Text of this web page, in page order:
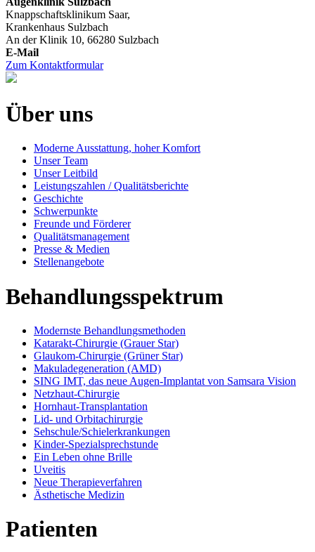
Knappschaftsklinikum Saar,
Krankenhaus Sulzbach
An der Klinik 10, 66280 Sulzbach
Zum Kontaktformular
Über uns
Moderne Ausstattung, hoher Komfort
Unser Team
Unser Leitbild
Leistungszahlen / Qualitätsberichte
Geschichte
Schwerpunkte
Freunde und Förderer
Qualitätsmanagement
Presse & Medien
Stellenangebote
Behandlungsspektrum
Modernste Behandlungsmethoden
Katarakt-Chirurgie (Grauer Star)
Glaukom-Chirurgie (Grüner Star)
Makuladegeneration (AMD)
SING IMT, das neue Augen-Implantat von Samsara Vision
Netzhaut-Chirurgie
Hornhaut-Transplantation
Lid- und Orbitachirurgie
Sehschule/Schielerkrankungen
Kinder-Spezialsprechstunde
Ein Leben ohne Brille
Uveitis
Neue Therapieverfahren
Ästhetische Medizin
Patienten